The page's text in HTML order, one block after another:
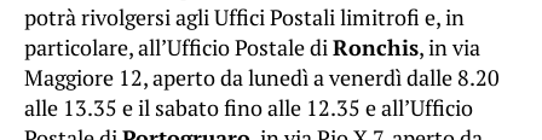
potrà rivolgersi agli Uffici Postali limitrofi e, in
particolare, all’Ufficio Postale diRonchis, in via
Maggiore 12, aperto da lunedì a venerdì dalle 8.20
alle 13.35 e il sabato fino alle 12.35 e all’Ufficio